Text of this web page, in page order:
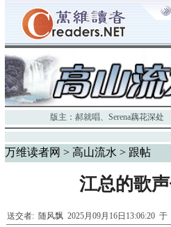
版主： 郝就唱、 Serena藕花深处
万维读者网 > 高山流水 > 跟帖
江总的歌
送交者: 随风飘 2025月09月16日13:06:20